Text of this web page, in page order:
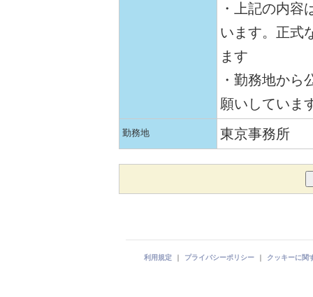
・上記の内容
います。正式
ます
・勤務地から
願いしていま
勤務地 東京事務所
利用規定 ｜ プライバシーポリシー ｜ クッキーに関